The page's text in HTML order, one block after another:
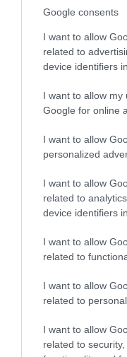
Google consents
I want to allow
related to
device identifiers
I want to allow
Google for online
I want to allow
personalized
I want to allow
related to
device identifiers
I want to allow
related to
I want to allow
related to
I want to allow
related to